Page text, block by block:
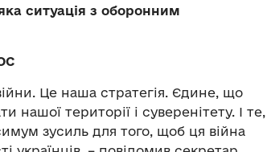
ситуація з оборонним
Це наша стратегія. Єдине, що
нашої території і суверенітету. І те,
зусиль для того, щоб ця війна